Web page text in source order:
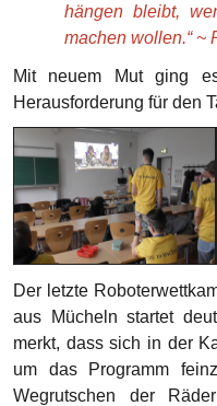
hängen bleibt,
machen wollen.“ ~
Mit neuem Mut ging
Herausforderung für den
Der letzte
aus Mücheln startet
merkt, dass sich in der
um das Programm
Wegrutschen der